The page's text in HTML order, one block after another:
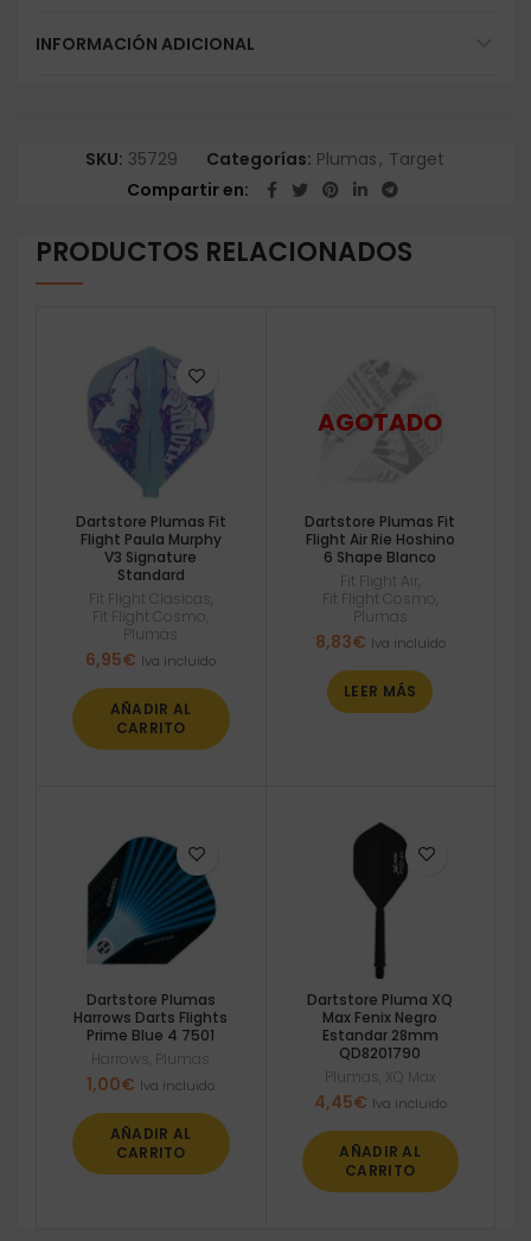
INFORMACIÓN ADICIONAL
SKU: 35729 Categorías: Plumas, Target
Compartir en
PRODUCTOS RELACIONADOS
Dartstore Plumas Fit
Flight Paula Murphy
V3 Signature
Standard
Fit Flight Clasicas
Fit Flight Cosmo
Plumas
6,95€ Iva incluido
AÑADIR AL
CARRITO
Dartstore Plumas Fit
Flight Air Rie Hoshino
6 Shape Blanco
Fit Flight Air
Fit Flight Cosmo
Plumas
8,83€ Iva incluido
LEER MÁS
Dartstore Plumas
Harrows Darts Flights
Prime Blue 4 7501
Harrows Plumas
1,00€ Iva incluido
AÑADIR AL
CARRITO
Dartstore Pluma XQ
Max Fenix Negro
Estandar 28mm
QD8201790
Plumas XQ Max
4,45€ Iva incluido
AÑADIR AL
CARRITO